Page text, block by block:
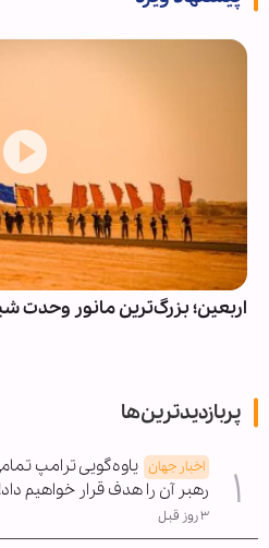
اربعین؛ بزرگ‌ترین مانور وحدت
پربازدیدترین‌ها
اخبار جهان یاوه‌گویی ترامپ
رهبر آن را هدف قرار خواهیم داد!
۳ روز قبل